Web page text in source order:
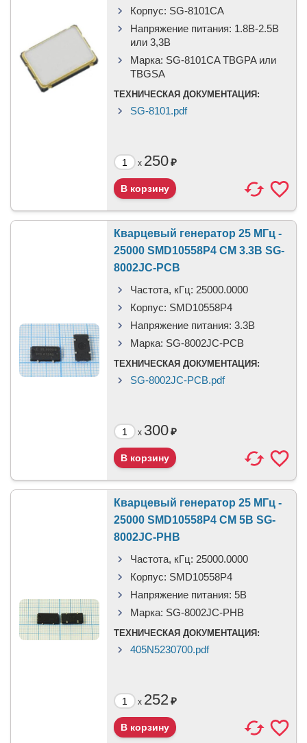
Корпус: SG-8101CA
Напряжение питания: 1.8В-2.5B
или 3,3B
Марка: SG-8101CA TBGPA или
TBGSA
ТЕХНИЧЕСКАЯ ДОКУМЕНТАЦИЯ:
SG-8101.pdf
x 250₽
Кварцевый генератор 25 МГц -
25000 SMD10558P4 CM 3.3В SG-
8002JC-PCB
Частота, кГц: 25000.0000
Корпус: SMD10558P4
Напряжение питания: 3.3В
Марка: SG-8002JC-PCB
ТЕХНИЧЕСКАЯ ДОКУМЕНТАЦИЯ:
SG-8002JC-PCB.pdf
x 300₽
Кварцевый генератор 25 МГц -
25000 SMD10558P4 CM 5В SG-
8002JC-PHB
Частота, кГц: 25000.0000
Корпус: SMD10558P4
Напряжение питания: 5В
Марка: SG-8002JC-PHB
ТЕХНИЧЕСКАЯ ДОКУМЕНТАЦИЯ:
405N5230700.pdf
x 252₽